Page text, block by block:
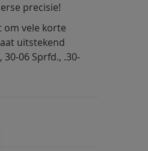
precisie!
om vele korte
uitstekend
06 Sprfd., .30-